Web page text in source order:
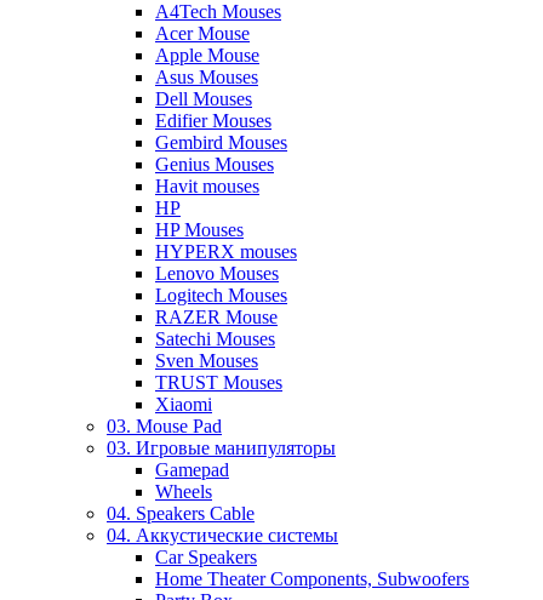
A4Tech Mouses
Acer Mouse
Apple Mouse
Asus Mouses
Dell Mouses
Edifier Mouses
Gembird Mouses
Genius Mouses
Havit mouses
HP
HP Mouses
HYPERX mouses
Lenovo Mouses
Logitech Mouses
RAZER Mouse
Satechi Mouses
Sven Mouses
TRUST Mouses
Xiaomi
03. Mouse Pad
03. Игровые манипуляторы
Gamepad
Wheels
04. Speakers Cable
04. Аккустические системы
Car Speakers
Home Theater Components, Subwoofers